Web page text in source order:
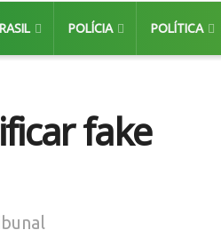
POLÍCIA POLÍTICA
fake